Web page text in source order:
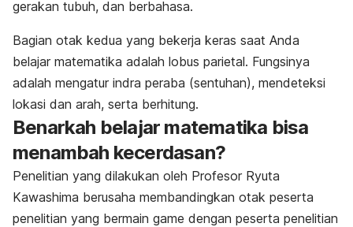
gerakan tubuh, dan berbahasa.
Bagian otak kedua yang bekerja keras saat Anda
belajar matematika adalah lobus parietal. Fungsinya
adalah mengatur indra peraba (sentuhan), mendeteksi
lokasi dan arah, serta berhitung.
Benarkah belajar matematika bisa
menambah kecerdasan?
Penelitian yang dilakukan oleh Profesor Ryuta
Kawashima berusaha membandingkan otak peserta
penelitian yang bermain game dengan peserta penelitian